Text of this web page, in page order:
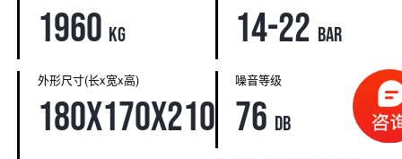
1960 kg 14-22 bar
外形尺寸(长x宽x高)
180x170x210
噪音等级
76 db